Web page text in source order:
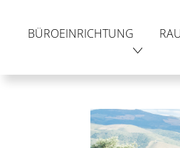
BÜROEINRICHTUNG